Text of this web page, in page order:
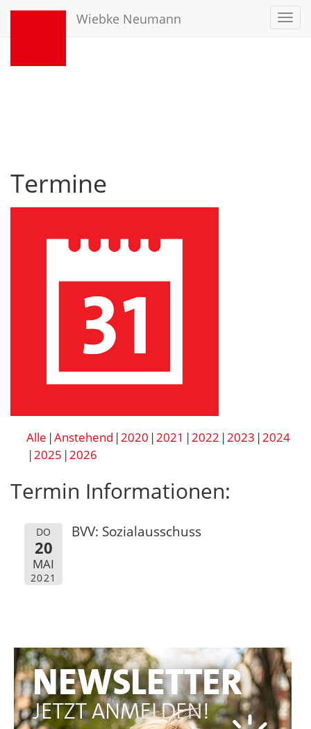
Wiebke Neumann
Termine
Alle Anstehend 2020 2021 2022 2023 2024
2025 2026
Termin Informationen:
DO
20
MAI
2021
BVV: Sozialausschuss